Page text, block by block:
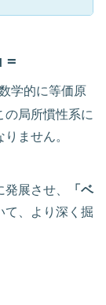
=
学的に等価原
の局所慣性系に
りません。
展させ、
「ベ
て、より深く掘